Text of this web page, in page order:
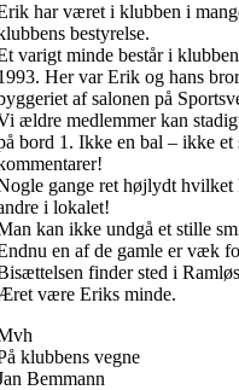
har været i klubben i
bestyrelse.
varigt minde består i
Her var Erik og hans
af salonen på
ældre medlemmer kan
bord 1. Ikke en bal – ikke
gange ret højlydt
i lokalet!
kan ikke undgå et stille
en af de gamle er væk
finder sted i
være Eriks minde.
klubbens vegne
Bemmann